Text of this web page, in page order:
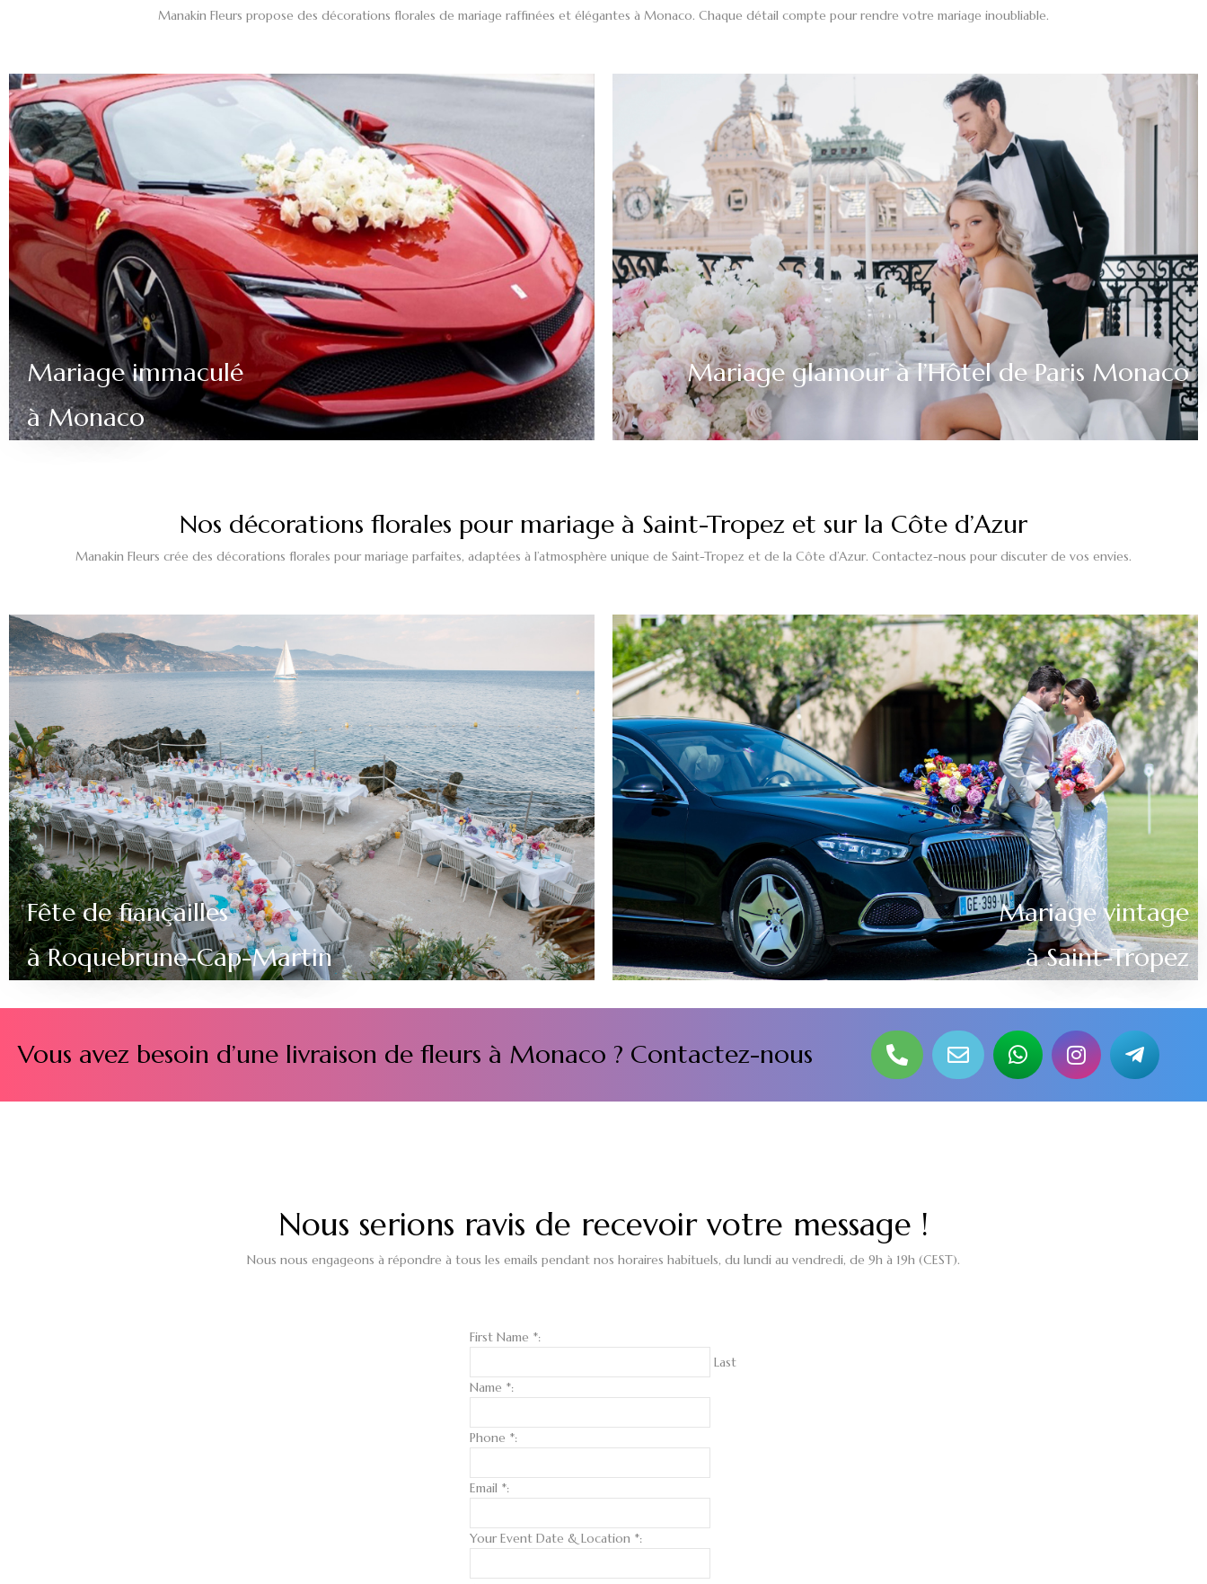
Manakin Fleurs propose des décorations florales de mariage raffinées et élégantes à Monaco. Chaque détail compte pourrendre votre mariage inoubliable.
Mariage immaculé
à Monaco
Mariage glamour à l’Hôtel de Paris Monaco
Nos décorations florales pour mariage à Saint-Tropez et sur la Côte d’Azur
Manakin Fleurs crée des décorations florales pour mariage parfaites, adaptées à l’atmosphère unique de Saint-Tropez et de la Côte d’Azur. Contactez-nous pourdiscuter de vos envies.
Fête de fiançailles
à Roquebrune-Cap-Martin
Mariage vintage
à Saint-Tropez
Vous avez besoin d’une livraison de fleurs à Monaco ? Contactez-nous
Nous serions ravis de recevoir votre message !
Nous nous engageons à répondre à tous les emails pendant nos horaires habituels, du lundi au vendredi, de 9h à 19h (CEST).
First Name *:
Last
Name *:
Phone *:
Email *:
Your Event Date & Location *: